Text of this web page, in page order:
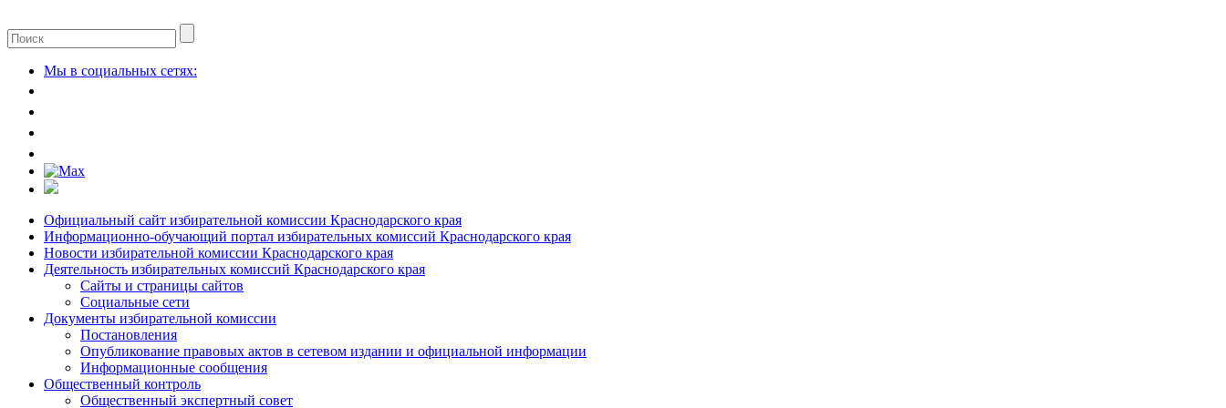
Мы в социальных сетях:
Официальный сайт избирательной комиссии Краснодарского края
Информационно-обучающий портал избирательных комиссий Краснодарского края
Новости избирательной комиссии Краснодарского края
Деятельность избирательных комиссий Краснодарского края
Сайты и страницы сайтов
Социальные сети
Документы избирательной комиссии
Постановления
Опубликование правовых актов в сетевом издании и официальной информации
Информационные сообщения
Общественный контроль
Общественный экспертный совет